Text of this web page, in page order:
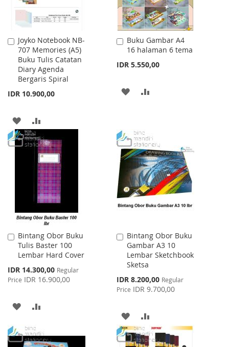
Joyko Notebook NB-
707 Memories (A5)
Buku Tulis Catatan
Diary Agenda
Bergaris Spiral
IDR 10.900,00
Add
to
Cart
ADD
TO
WISH
TO
COMPARE
Buku Gambar A4
16 halaman 6 tema
IDR 5.550,00
Add
to
ADD
LIST
Bintang Obor Buku
Tulis Baster 100
Lembar Hard Cover
Special
Price
IDR 14.300,00 Regular
Price IDR 16.900,00
Add
to
Cart
ADD
WISHCOMPARE
Bintang Obor Buku
Gambar A3 10
Lembar Sketchbook
Sketsa
Special
Price
IDR 8.200,00 Regular
Price IDR 9.700,00
Add
to
Cart
ADD
TO
TO